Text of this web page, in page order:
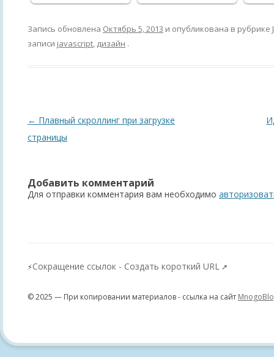
Запись обновлена Октябрь 5, 2013 и опубликована в рубрике
записи javascript дизайн .
Навигация
по
← Плавный скроллинг при загрузке
страницы
Добавить комментарий
Для отправки комментария вам необходимо
⚡Сокращение ссылок - Создать короткий URL ↗
© 2025 — При копировании материалов - ссылка на сайт